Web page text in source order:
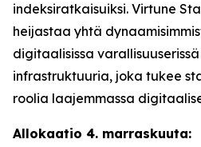
indeksiratkaisuiksi. Virtune
heijastaa yhtä
digitaalisissa
infrastruktuuria, joka tukee
roolia laajemmassa
Allokaatio 4. marraskuuta: